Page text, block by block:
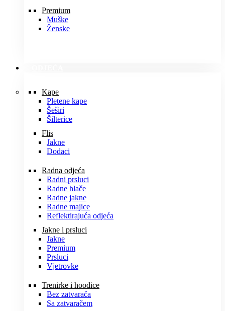
Premium
Muške
Ženske
Kape
Pletene kape
Šeširi
Šilterice
Flis
Jakne
Dodaci
Radna odjeća
Radni prsluci
Radne hlače
Radne jakne
Radne majice
Reflektirajuća odjeća
Jakne i prsluci
Jakne
Premium
Prsluci
Vjetrovke
Trenirke i hoodice
Bez zatvarača
Sa zatvaračem